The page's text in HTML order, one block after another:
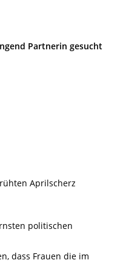
Partnerin gesucht
Aprilscherz
politischen
dass Frauen die im